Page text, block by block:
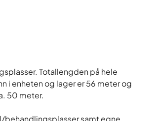
Totallengden på hele
i enheten og lager er 56 meter og
50 meter.
behandlingsplasser samt egne